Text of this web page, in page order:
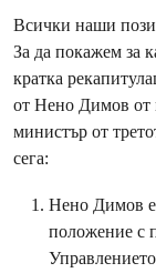
Всички наши
За да покажем за
кратка
от Нено Димов от
министър от
сега:
Нено Димов е
положение с